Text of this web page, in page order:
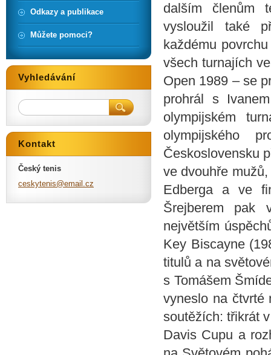
dalším členům
vysloužil také
každému
všech turnajích
Open 1989 – se
prohrál s
olympijském
olympijského
Československu
ve dvouhře
Edberga a ve
Šrejberem pak
největším
Key Biscayne
titulů a na
s Tomášem
vyneslo na čtvrté
soutěžích: třikrát
Davis Cupu a
Odkazy a publikace
Můžete pomoci?
Vyhledávání
Kontakt
Český tenis
ceskytenis@email .cz